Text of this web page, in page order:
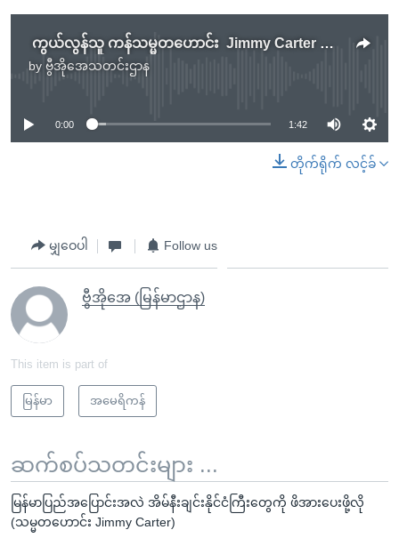
ကွယ်လွန်သူ ကန်သမ္မတဟောင်း Jimmy Carter ရဲ့ မြန်မာ့အရေး ကြိုးပမ်းဆောင်ရွက်ခဲ့မှုများ
by ဗွီအိုအေသတင်းဌာန
No media source currently available
0:00 1:42
တိုက်ရိုက် လင့်ခ်
မျှဝေပါ Follow us
ဗွီအိုအေ (မြန်မာဌာန)
This item is part of
မြန်မာ အမေရိကန်
ဆက်စပ်သတင်းများ ...
မြန်မာပြည်အပြောင်းအလဲ အိမ်နီးချင်းနိုင်ငံကြီးတွေကို ဖိအားပေးဖို့လို
(သမ္မတဟောင်း Jimmy Carter)